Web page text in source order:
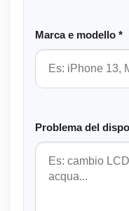
Marca e modello *
Problema del